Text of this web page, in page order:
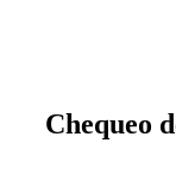
Chequeo